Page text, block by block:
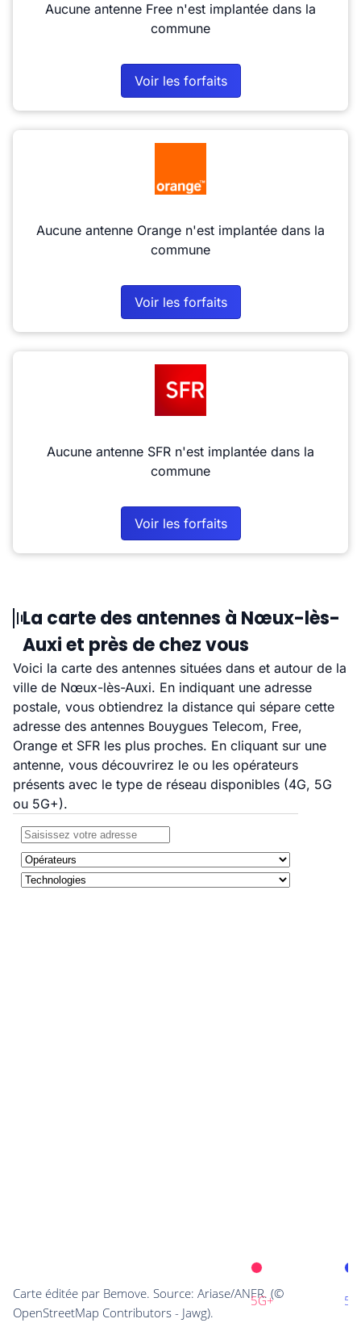
Aucune antenne Free n'est implantée dans la
commune
Voir les forfaits
Aucune antenne Orange n'est implantée dans la
commune
Voir les forfaits
Aucune antenne SFR n'est implantée dans la
commune
Voir les forfaits
La carte des antennes à Nœux-lès-
Auxi et près de chez vous
Voici la carte des antennes situées dans et autour de la
ville de Nœux-lès-Auxi. En indiquant une adresse
postale, vous obtiendrez la distance qui sépare cette
adresse des antennes Bouygues Telecom, Free,
Orange et SFR les plus proches. En cliquant sur une
antenne, vous découvrirez le ou les opérateurs
présents avec le type de réseau disponibles (4G, 5G
ou 5G+).